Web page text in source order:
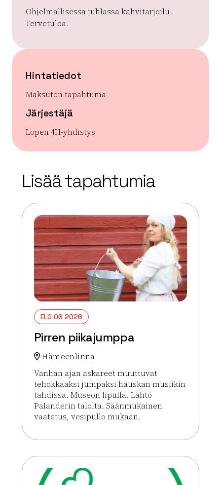
Ohjelmallisessa juhlassa kahvitarjoilu.
Tervetuloa.
Hintatiedot
Maksuton tapahtuma
Järjestäjä
Lopen 4H-yhdistys
OpenStreetMap
Lisää tapahtumia
ELO 06 2026
Pirren piikajumppa
Hämeenlinna
Vanhan ajan askareet muuttuvat
tehokkaaksi jumpaksi hauskan musiikin
tahdissa. Museon lipulla. Lähtö
Palanderin talolta. Säänmukainen
vaatetus, vesipullo mukaan.